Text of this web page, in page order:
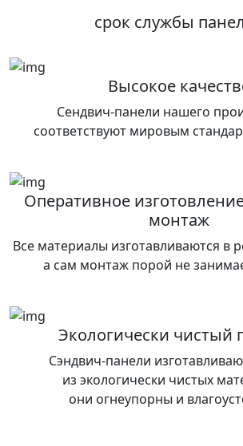
срок службы
Высокое
Сендвич-панели нашего
соответствуют мировым
Оперативное
монтаж
Все материалы изготавливаются в
а сам монтаж порой не
Экологически чистый
Сэндвич-панели
из экологически чистых
они огнеупорны и